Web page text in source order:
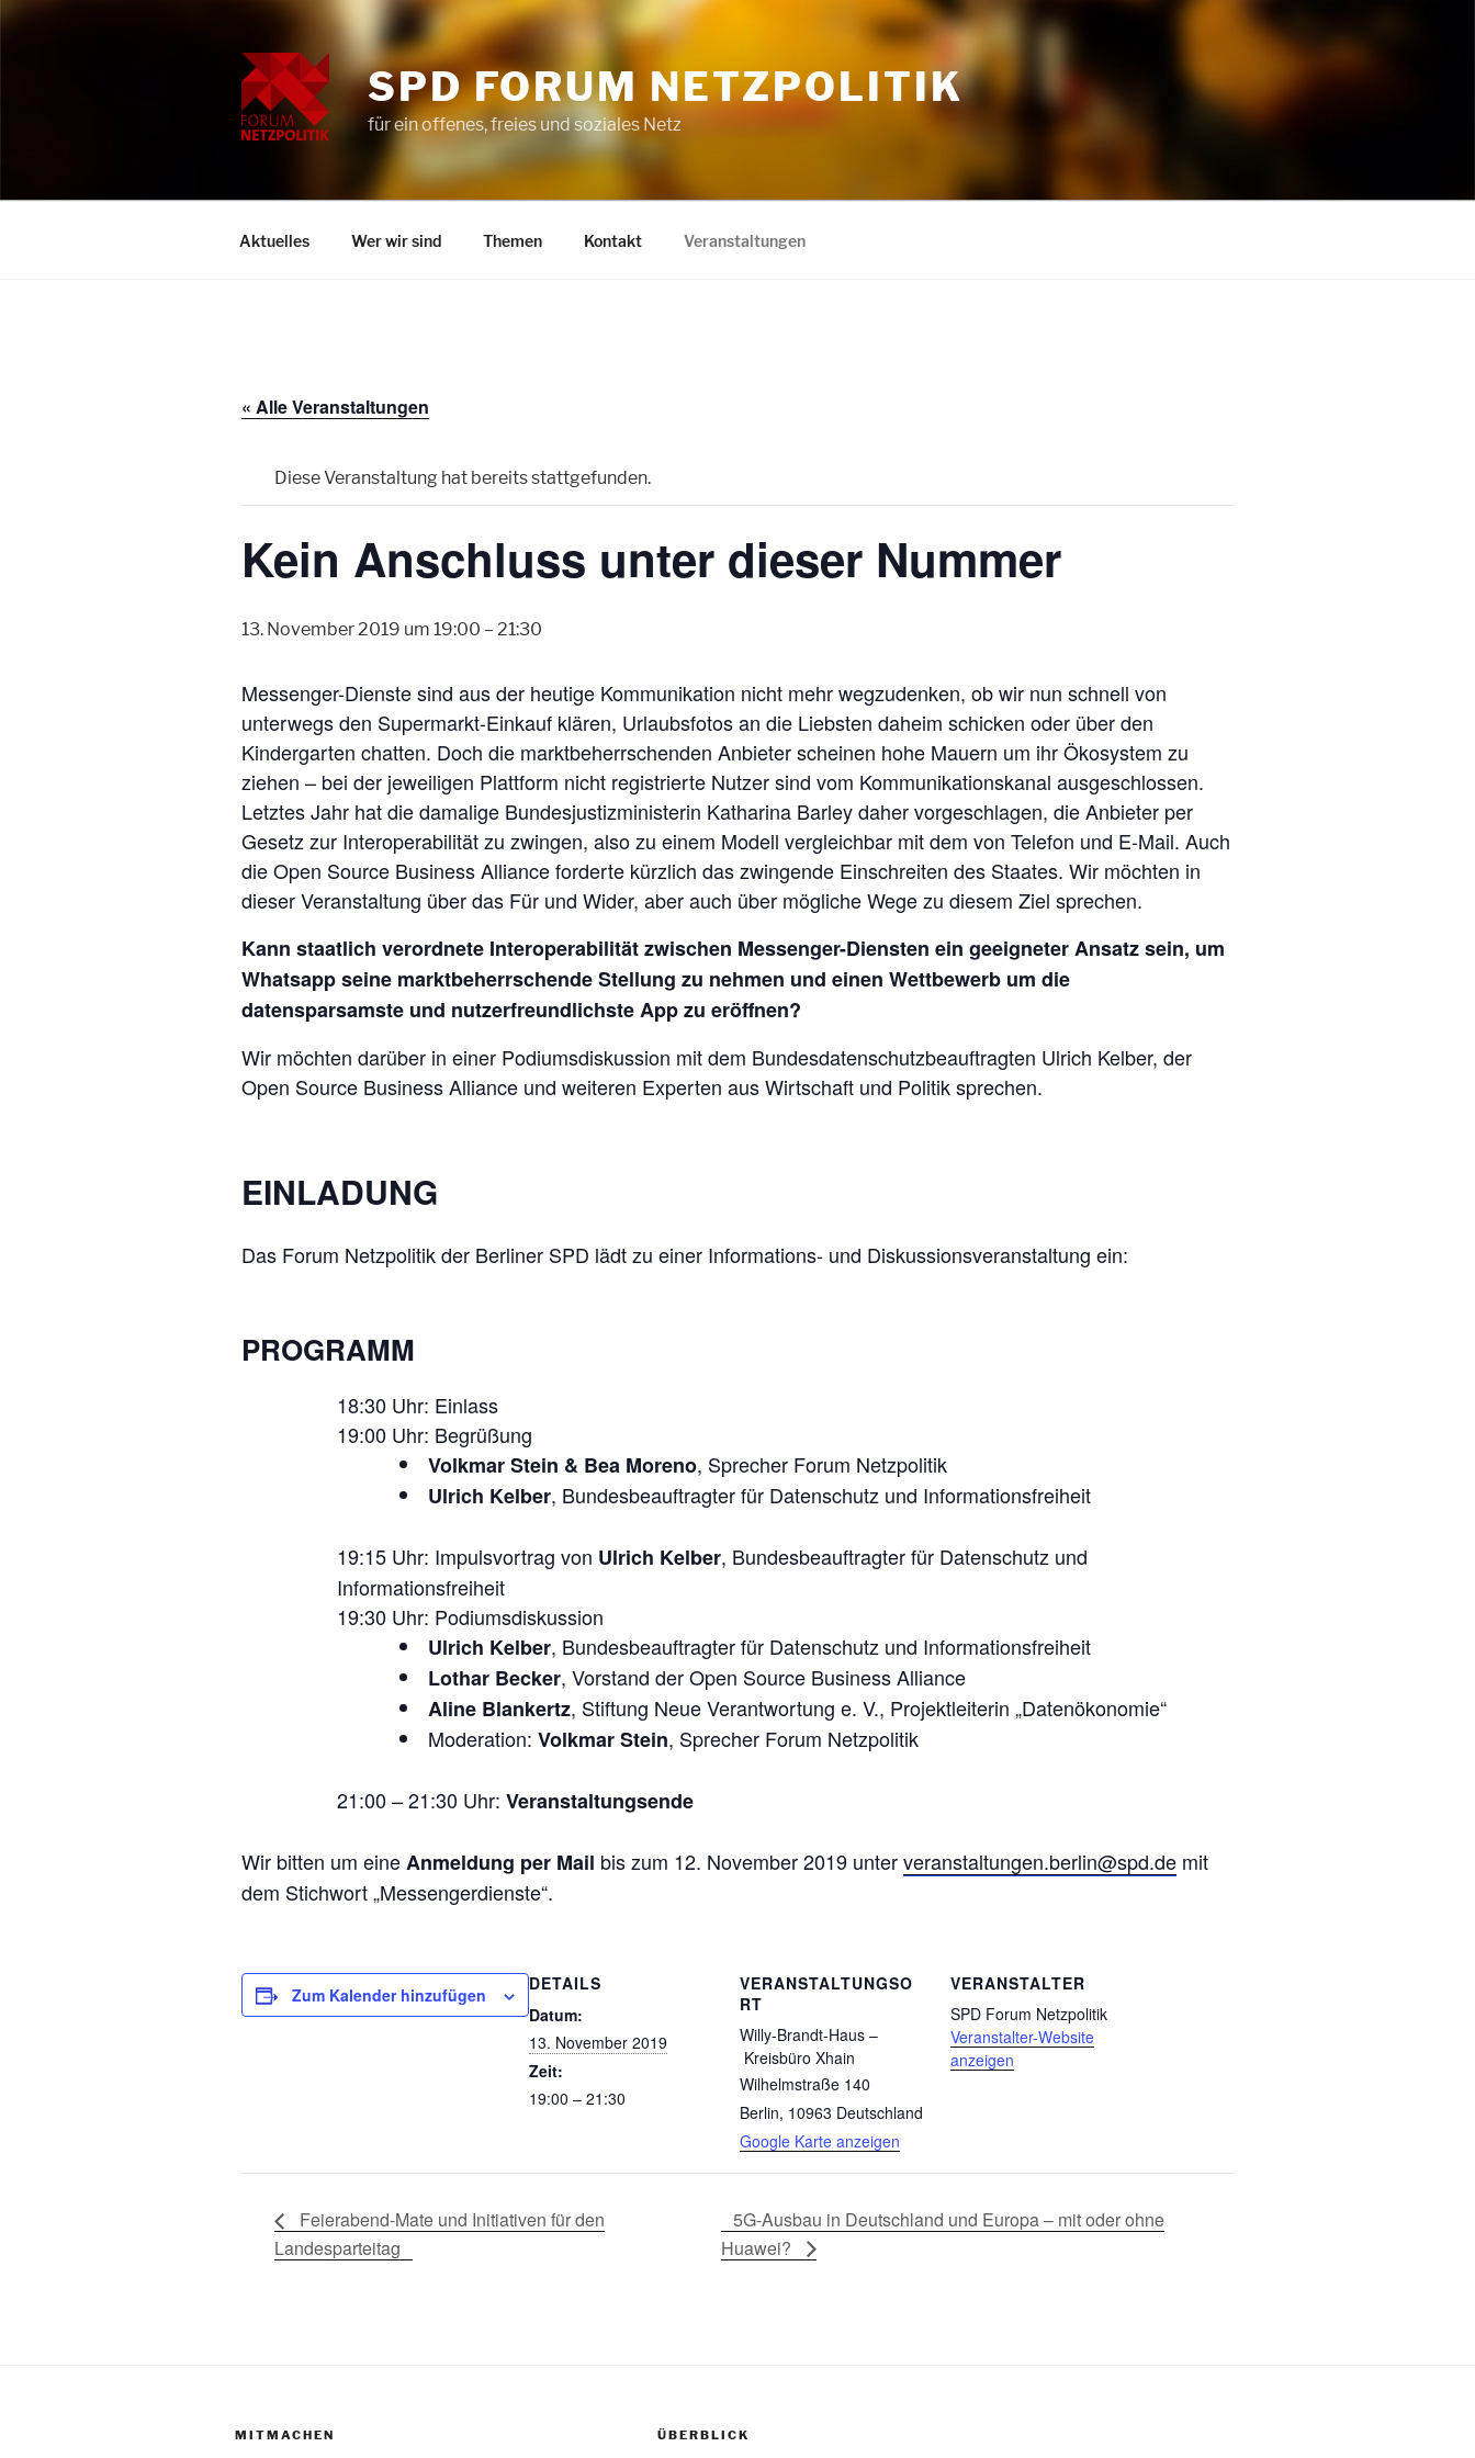
Zum
SPD FORUM NETZPOLITIK
für ein offenes, freies und soziales Netz
Aktuelles Wer wir sind Themen Kontakt Veranstaltungen
« Alle Veranstaltungen
Diese Veranstaltung hat bereits stattgefunden.
Kein Anschluss unter dieser Nummer
13. November 2019 um 19:00 – 21:30
Messenger-Dienste sind aus der heutige Kommunikation nicht mehr wegzudenken, ob wir nun schnell von
unterwegs den Supermarkt-Einkauf klären, Urlaubsfotos an die Liebsten daheim schicken oder über den
Kindergarten chatten. Doch die marktbeherrschenden Anbieter scheinen hohe Mauern um ihr Ökosystem zu
ziehen – bei der jeweiligen Plattform nicht registrierte Nutzer sind vom Kommunikationskanal ausgeschlossen.
Letztes Jahr hat die damalige Bundesjustizministerin Katharina Barley daher vorgeschlagen, die Anbieter per
Gesetz zur Interoperabilität zu zwingen, also zu einem Modell vergleichbar mit dem von Telefon und E-Mail. Auch
die Open Source Business Alliance forderte kürzlich das zwingende Einschreiten des Staates. Wir möchten in
dieser Veranstaltung über das Für und Wider, aber auch über mögliche Wege zu diesem Ziel sprechen.
Kann staatlich verordnete Interoperabilität zwischen Messenger-Diensten ein geeigneter Ansatz sein, um
Whatsapp seine marktbeherrschende Stellung zu nehmen und einen Wettbewerb um die
datensparsamste und nutzerfreundlichste App zu eröffnen?
Wir möchten darüber in einer Podiumsdiskussion mit dem Bundesdatenschutzbeauftragten Ulrich Kelber, der
Open Source Business Alliance und weiteren Experten aus Wirtschaft und Politik sprechen.
EINLADUNG
Das Forum Netzpolitik der Berliner SPD lädt zu einer Informations- und Diskussionsveranstaltung ein:
PROGRAMM
18:30 Uhr: Einlass
19:00 Uhr: Begrüßung
Volkmar Stein & Bea Moreno, Sprecher Forum Netzpolitik
Ulrich Kelber, Bundesbeauftragter für Datenschutz und Informationsfreiheit
19:15 Uhr: Impulsvortrag von Ulrich Kelber, Bundesbeauftragter für Datenschutz und
Informationsfreiheit
19:30 Uhr: Podiumsdiskussion
Ulrich Kelber, Bundesbeauftragter für Datenschutz und Informationsfreiheit
Lothar Becker, Vorstand der Open Source Business Alliance
Aline Blankertz, Stiftung Neue Verantwortung e. V., Projektleiterin „Datenökonomie“
Moderation: Volkmar Stein, Sprecher Forum Netzpolitik
21:00 – 21:30 Uhr: Veranstaltungsende
Wir bitten um eineAnmeldung per Mail bis zum 12. November 2019 unterveranstaltungen.berlin@spd.de mit
dem Stichwort „Messengerdienste“.
Zum Kalender hinzufügen
DETAILS
Datum:
13. November 2019
Zeit:
19:00 – 21:30
VERANSTALTUNGSO
RT
Willy-Brandt-Haus –
Kreisbüro Xhain
Wilhelmstraße 140
Berlin, 10963 Deutschland
Google Karte anzeigen
VERANSTALTER
SPD Forum Netzpolitik
Veranstalter-Website
anzeigen
Feierabend-Mate und Initiativen für den
Landesparteitag
5G-Ausbau in Deutschland und Europa – mit oder ohne
Huawei?
MITMACHEN ÜBERBLICK